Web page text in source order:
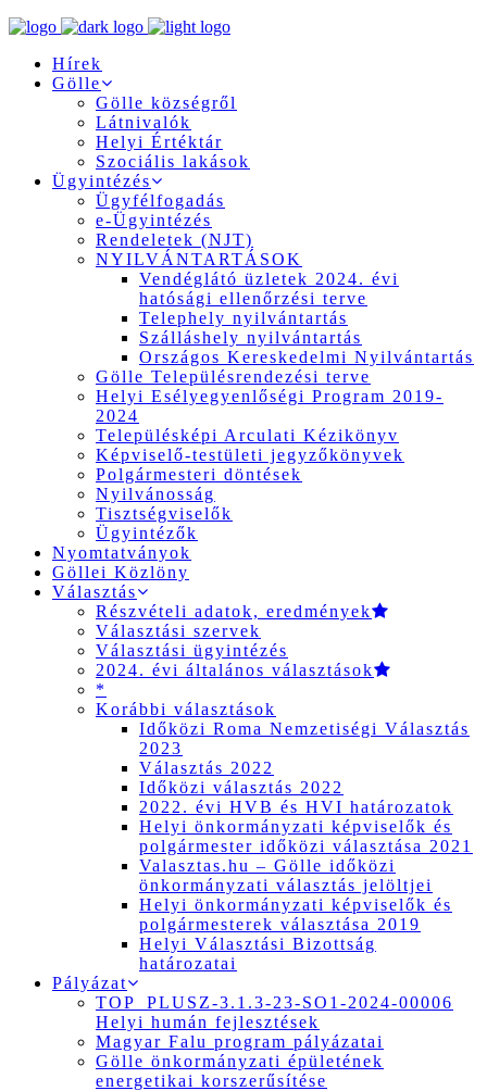
Hírek
Gölle
Gölle községről
Látnivalók
Helyi Értéktár
Szociális lakások
Ügyintézés
Ügyfélfogadás
e-Ügyintézés
Rendeletek (NJT)
NYILVÁNTARTÁSOK
Vendéglátó üzletek 2024. évi
hatósági ellenőrzési terve
Telephely nyilvántartás
Szálláshely nyilvántartás
Országos Kereskedelmi Nyilvántartás
Gölle Településrendezési terve
Helyi Esélyegyenlőségi Program 2019-
2024
Településképi Arculati Kézikönyv
Képviselő-testületi jegyzőkönyvek
Polgármesteri döntések
Nyilvánosság
Tisztségviselők
Ügyintézők
Nyomtatványok
Göllei Közlöny
Választás
Részvételi adatok, eredmények
Választási szervek
Választási ügyintézés
2024. évi általános választások
*
Korábbi választások
Időközi Roma Nemzetiségi Választás
2023
Választás 2022
Időközi választás 2022
2022. évi HVB és HVI határozatok
Helyi önkormányzati képviselők és
polgármester időközi választása 2021
Valasztas.hu – Gölle időközi
önkormányzati választás jelöltjei
Helyi önkormányzati képviselők és
polgármesterek választása 2019
Helyi Választási Bizottság
határozatai
Pályázat
TOP_PLUSZ-3.1.3-23-SO1-2024-00006
Helyi humán fejlesztések
Magyar Falu program pályázatai
Gölle önkormányzati épületének
energetikai korszerűsítése